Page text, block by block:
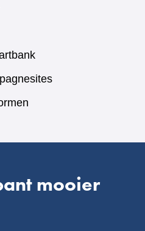
andere
website)
(verwijst
naar
mooier